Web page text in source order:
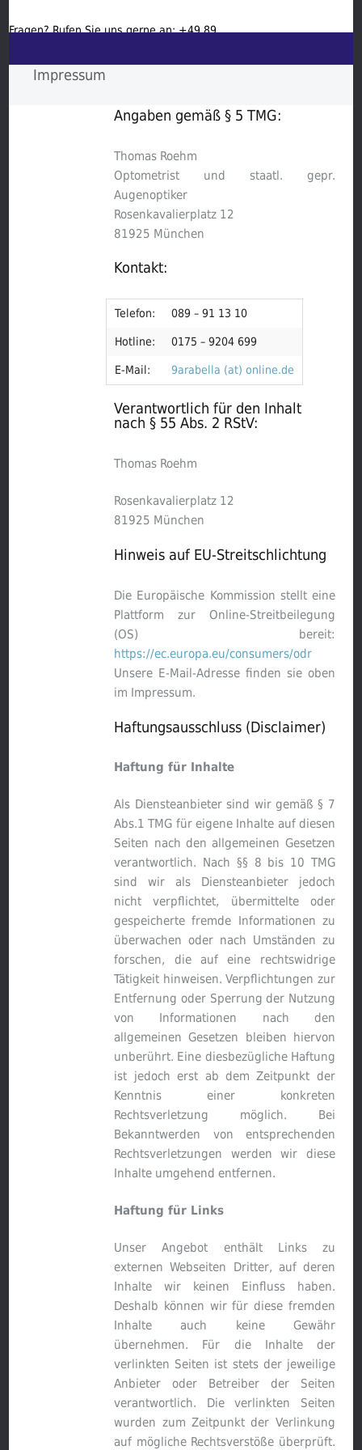
Fragen? Rufen Sie uns gerne an:+49 89
911310
Dienstleistungen
Impressum
Angaben gemäß § 5 TMG:
Thomas Roehm
Optometrist und staatl. gepr.
Augenoptiker
Rosenkavalierplatz 12
81925 München
Kontakt:
Telefon: 089 – 91 13 10
Hotline: 0175 – 9204 699
E-Mail: 9arabella (at) online.de
Verantwortlich für den Inhalt
nach § 55 Abs. 2 RStV:
Thomas Roehm
Rosenkavalierplatz 12
81925 München
Hinweis auf EU-Streitschlichtung
Die Europäische Kommission stellt eine
Plattform zur Online-Streitbeilegung
(OS) bereit:
https://ec.europa.eu/consumers/odr
Unsere E-Mail-Adresse finden sie oben
im Impressum.
Haftungsausschluss (Disclaimer)
Haftung für Inhalte
Als Diensteanbieter sind wir gemäß § 7
Abs.1 TMG für eigene Inhalte auf diesen
Seiten nach den allgemeinen Gesetzen
verantwortlich. Nach §§ 8 bis 10 TMG
sind wir als Diensteanbieter jedoch
nicht verpflichtet, übermittelte oder
gespeicherte fremde Informationen zu
überwachen oder nach Umständen zu
forschen, die auf eine rechtswidrige
Tätigkeit hinweisen. Verpflichtungen zur
Entfernung oder Sperrung der Nutzung
von Informationen nach den
allgemeinen Gesetzen bleiben hiervon
unberührt. Eine diesbezügliche Haftung
ist jedoch erst ab dem Zeitpunkt der
Kenntnis einer konkreten
Rechtsverletzung möglich. Bei
Bekanntwerden von entsprechenden
Rechtsverletzungen werden wir diese
Inhalte umgehend entfernen.
Haftung für Links
Unser Angebot enthält Links zu
externen Webseiten Dritter, auf deren
Inhalte wir keinen Einfluss haben.
Deshalb können wir für diese fremden
Inhalte auch keine Gewähr
übernehmen. Für die Inhalte der
verlinkten Seiten ist stets der jeweilige
Anbieter oder Betreiber der Seiten
verantwortlich. Die verlinkten Seiten
wurden zum Zeitpunkt der Verlinkung
auf mögliche Rechtsverstöße überprüft.